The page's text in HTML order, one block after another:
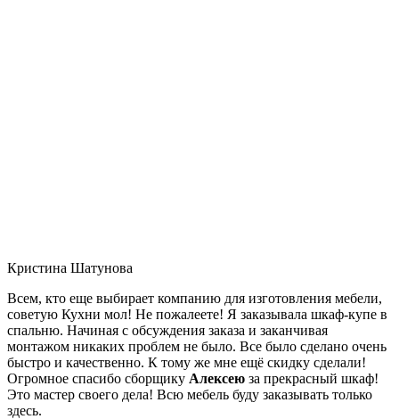
Кристина Шатунова
Всем, кто еще выбирает компанию для изготовления мебели,
советую Кухни мол! Не пожалеете! Я заказывала шкаф-купе в
спальню. Начиная с обсуждения заказа и заканчивая
монтажом никаких проблем не было. Все было сделано очень
быстро и качественно. К тому же мне ещё скидку сделали!
Огромное спасибо сборщику Алексею за прекрасный шкаф!
Это мастер своего дела! Всю мебель буду заказывать только
здесь.